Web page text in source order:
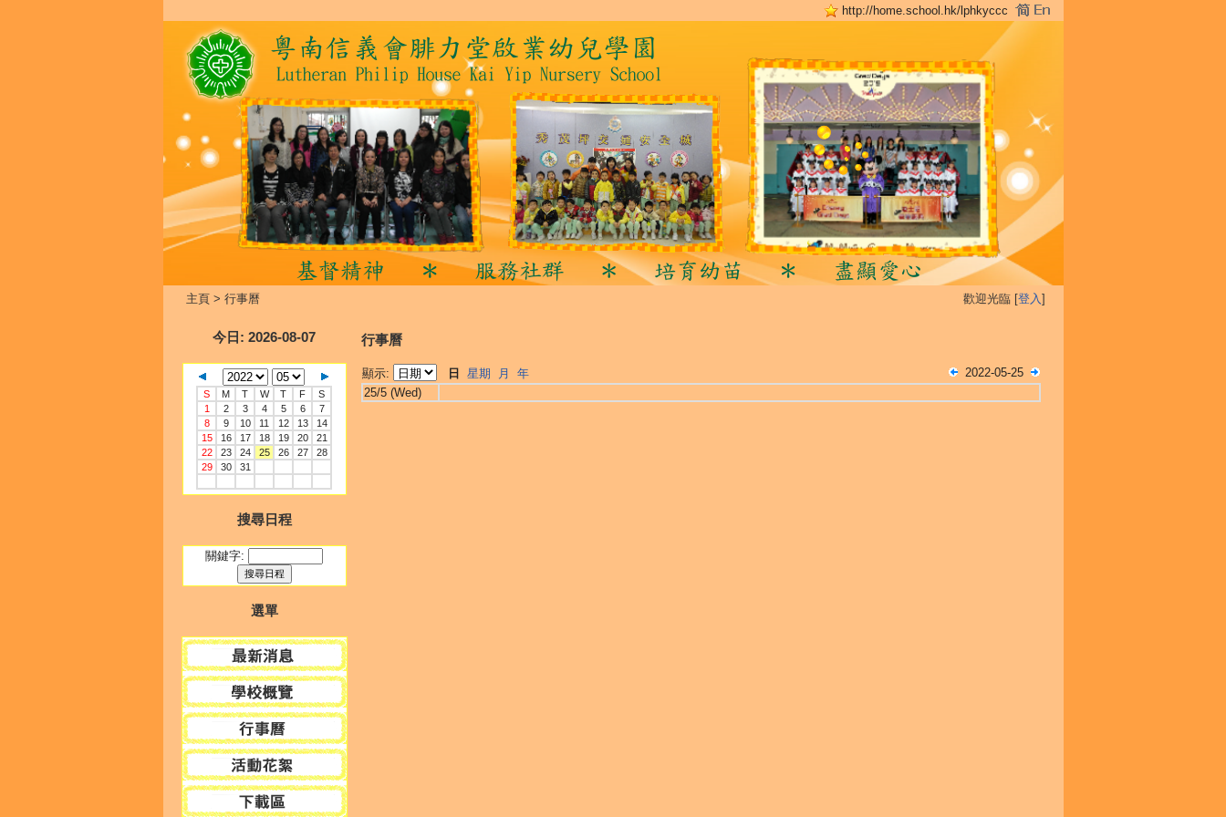
http://home.school.hk/lphkyccc
主頁> 行事曆 歡迎光臨 [登入]
今日 : 2026-08-07
S M T W T F
S
1
2 3 4 5 6
7
8
9 10 11 12 13
14
15
16 17 18 19 20
21
22
23 24 25 26 27
28
29
30 31
搜尋日程
關鍵字:
選單
行事曆
顯示: 日 星期 月 年
2022-05-25
25/5 (Wed)